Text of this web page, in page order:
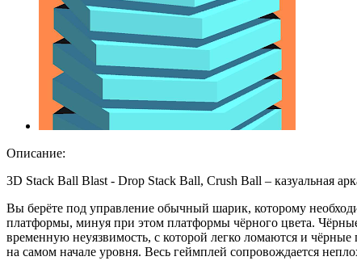
Описание:
3D Stack Ball Blast - Drop Stack Ball, Crush Ball – казуальная
Вы берёте под управление обычный шарик, которому
платформы, минуя при этом платформы чёрного цвета.
временную неуязвимость, с которой легко ломаются и
на самом начале уровня. Весь геймплей сопровождается